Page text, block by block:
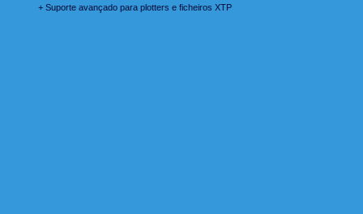
+ Suporte avançado para plotters e ficheiros XTP